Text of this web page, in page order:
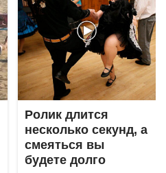
Ролик длится
несколько секунд, а
смеяться вы
будете долго